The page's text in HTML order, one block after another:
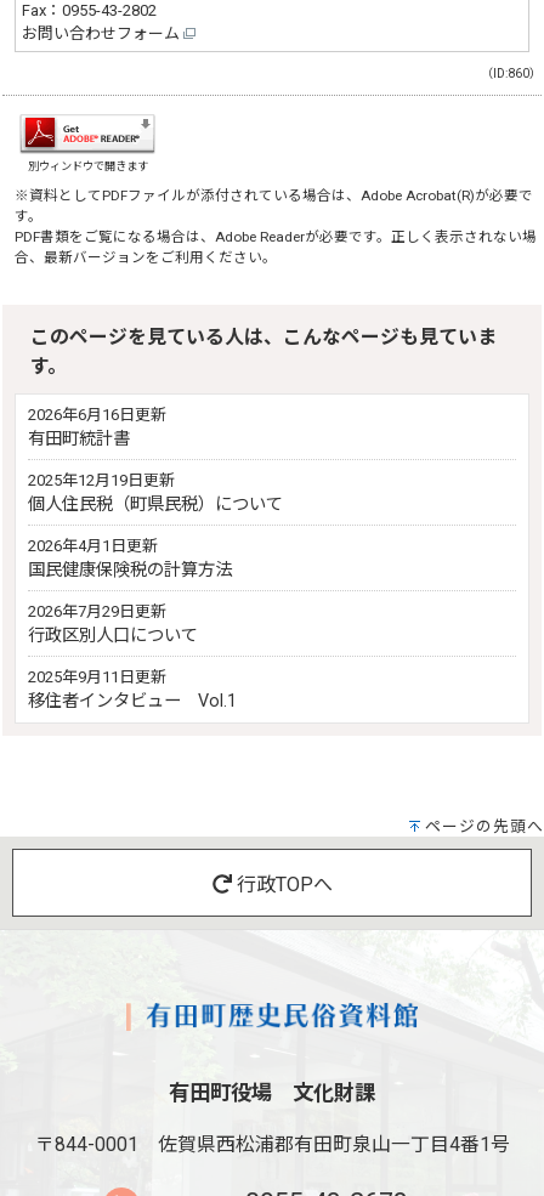
Fax：0955-43-2802
お問い合わせフォーム
（ID:860）
別ウィンドウで開きます
※資料としてPDFファイルが添付されている場合は、Adobe Acrobat(R)が必要で
す。
PDF書類をご覧になる場合は、Adobe Readerが必要です。正しく表示されない場
合、最新バージョンをご利用ください。
このページを見ている人は、こんなページも見ていま
す。
2026年6月16日更新
有田町統計書
2025年12月19日更新
個人住民税（町県民税）について
2026年4月1日更新
国民健康保険税の計算方法
2026年7月29日更新
行政区別人口について
2025年9月11日更新
移住者インタビュー Vol.1
ページの先頭へ
行政TOPへ
有田町役場 文化財課
〒844-0001 佐賀県西松浦郡有田町泉山一丁目4番1号